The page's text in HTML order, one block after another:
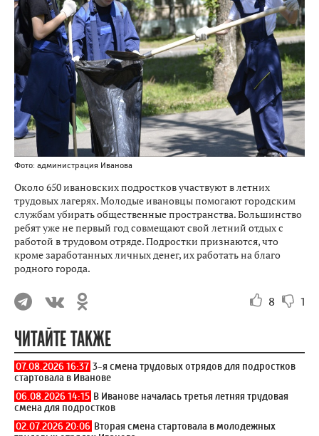
Фото: администрация Иванова
Около 650 ивановских подростков участвуют в летних
трудовых лагерях. Молодые ивановцы помогают городским
службам убирать общественные пространства. Большинство
ребят уже не первый год совмещают свой летний отдых с
работой в трудовом отряде. Подростки признаются, что
кроме заработанных личных денег, их работать на благо
родного города.
8 1
ЧИТАЙТЕ ТАКЖЕ
07.08.2026 16:37 3-я смена трудовых отрядов для подростков
стартовала в Иванове
06.08.2026 14:15 В Иванове началась третья летняя трудовая
смена для подростков
02.07.2026 20:06 Вторая смена стартовала в молодежных